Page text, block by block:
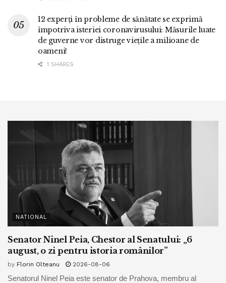
12 experți în probleme de sănătate se exprimă
împotriva isteriei coronavirusului: Măsurile luate
de guverne vor distruge viețile a milioane de
oameni!
1 SHARES
NATIONAL
Senator Ninel Peia, Chestor al Senatului: „6
august, o zi pentru istoria românilor”
by Florin Olteanu 2026-08-06
Senatorul Ninel Peia este senator de Prahova, membru al